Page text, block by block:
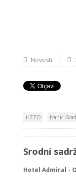
Novosti
HZZO Ivanić Grad
Srodni
Hotel Admiral -